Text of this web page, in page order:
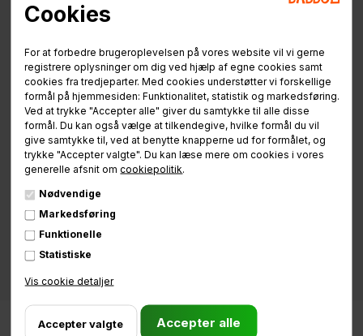
Cookies
For at forbedre brugeroplevelsen på vores website vil vi gerne
registrere oplysninger om dig ved hjælp af egne cookies samt
cookies fra tredjeparter. Med cookies understøtter vi forskellige
formål på hjemmesiden: Funktionalitet, statistik og markedsføring.
Ved at trykke "Accepter alle" giver du samtykke til alle disse
formål. Du kan også vælge at tilkendegive, hvilke formål du vil
give samtykke til, ved at benytte knapperne ud for formålet, og
trykke "Accepter valgte". Du kan læse mere om cookies i vores
generelle afsnit omcookiepolitik.
Nødvendige
Markedsføring
Funktionelle
Statistiske
Vis cookie detaljer